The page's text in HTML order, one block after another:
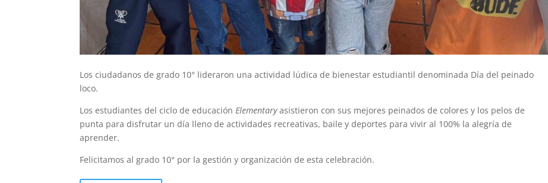
Los ciudadanos de grado 10° lideraron una actividad lúdica de bienestar estudiantil denominada Día del peinado
loco.
Los estudiantes del ciclo de educación Elementaryasistieron con sus mejores peinados de colores y los pelos de
punta para disfrutar un día lleno de actividades recreativas, baile y deportes para vivir al 100% la alegría de
aprender.
Felicitamos al grado 10° por la gestión y organización de esta celebración.